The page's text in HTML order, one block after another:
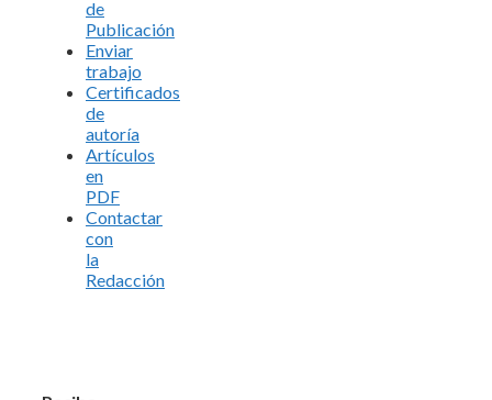
de
Publicación
Enviar
trabajo
Certificados
de
autoría
Artículos
en
PDF
Contactar
con
la
Redacción